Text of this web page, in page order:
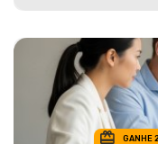
GANHE